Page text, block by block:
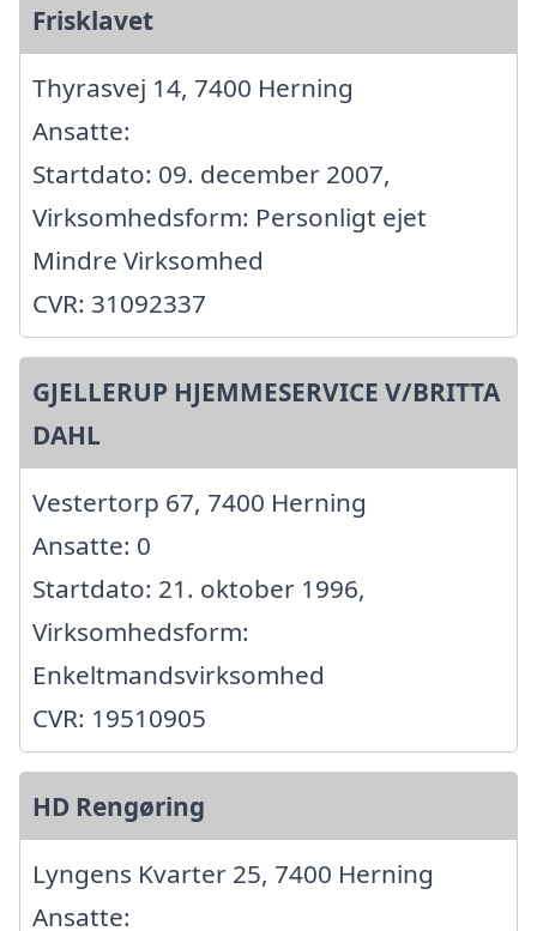
Frisklavet
Thyrasvej 14, 7400 Herning
Ansatte:
Startdato: 09. december 2007,
Virksomhedsform: Personligt ejet
Mindre Virksomhed
CVR: 31092337
GJELLERUP HJEMMESERVICE V/BRITTA
DAHL
Vestertorp 67, 7400 Herning
Ansatte: 0
Startdato: 21. oktober 1996,
Virksomhedsform:
Enkeltmandsvirksomhed
CVR: 19510905
HD Rengøring
Lyngens Kvarter 25, 7400 Herning
Ansatte: